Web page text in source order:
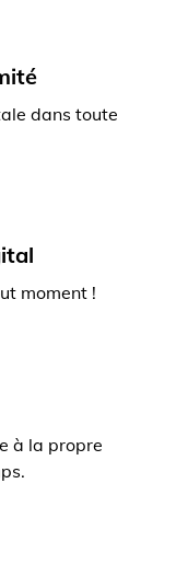
dans toute
moment !
à la propre